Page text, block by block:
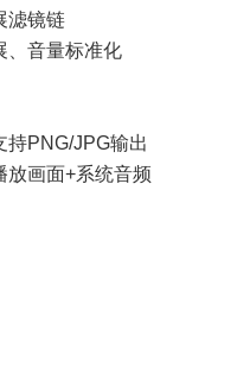
滤镜链
、音量标准化
持PNG/JPG输出
放画面+系统音频